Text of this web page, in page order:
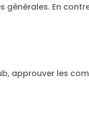
En
approuver les